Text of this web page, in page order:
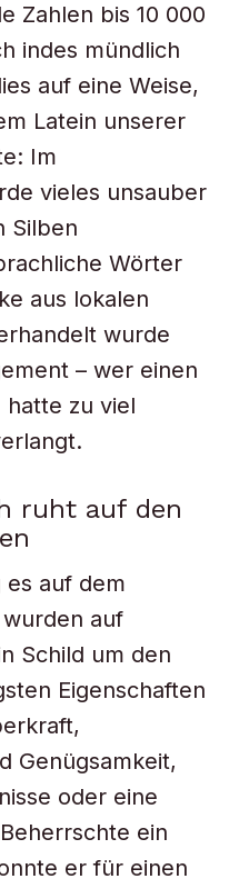
Zahlen bis 10 000
indes mündlich
auf eine Weise,
Latein unserer
Im
vieles unsauber
Silben
Wörter
aus lokalen
wurde
– wer einen
hatte zu viel
ruht auf den
auf dem
auf
Schild um den
Eigenschaften
Genügsamkeit,
oder eine
ein
er für einen